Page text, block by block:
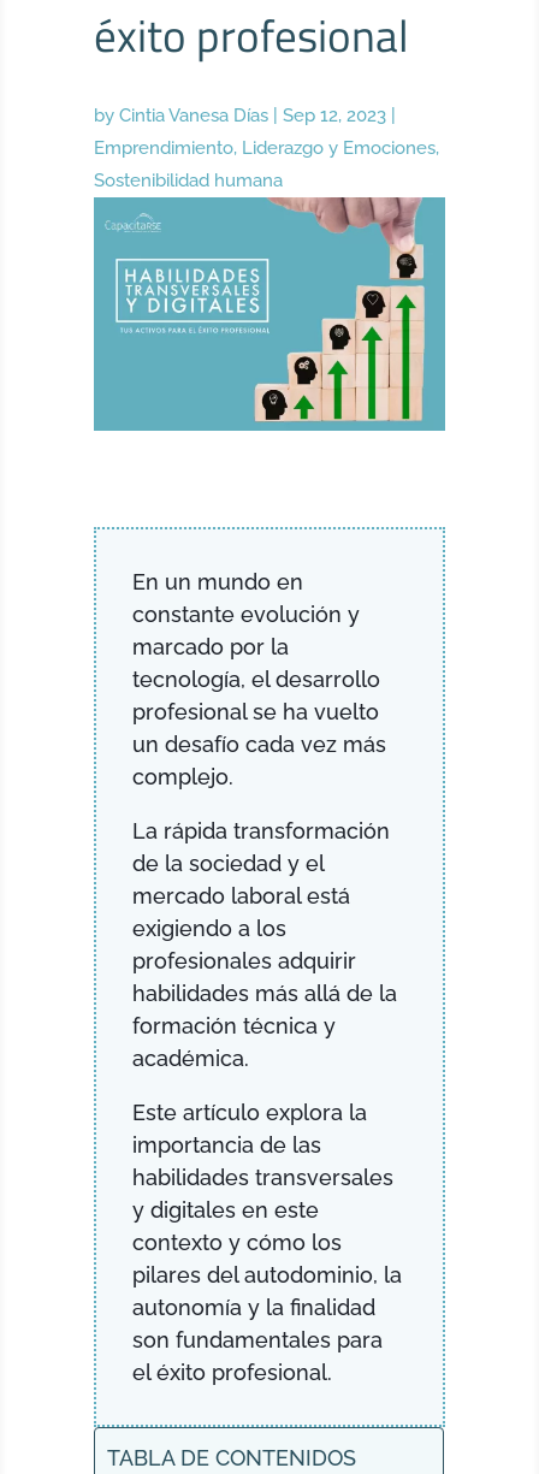
éxito profesional
byCintia Vanesa Días |Sep 12, 2023
Emprendimiento, Liderazgo y Emociones,
Sostenibilidad humana
En un mundo en
constante evolución y
marcado por la
tecnología, el desarrollo
profesional se ha vuelto
un desafío cada vez más
complejo.
La rápida transformación
de la sociedad y el
mercado laboral está
exigiendo a los
profesionales adquirir
habilidades más allá de la
formación técnica y
académica.
Este artículo explora la
importancia de las
habilidades transversales
y digitales en este
contexto y cómo los
pilares del autodominio, la
autonomía y la finalidad
son fundamentales para
el éxito profesional.
TABLA DE CONTENIDOS